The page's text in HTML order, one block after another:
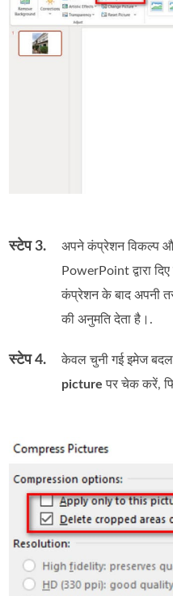
स्टेप 3.
अपने कंप्रेशन विकल्प
PowerPoint द्वारा
कंप्रेशन के बाद अपनी
की अनुमति देता है।.
स्टेप 4. केवल चुनी गई इमेज
picture पर चेक करें,